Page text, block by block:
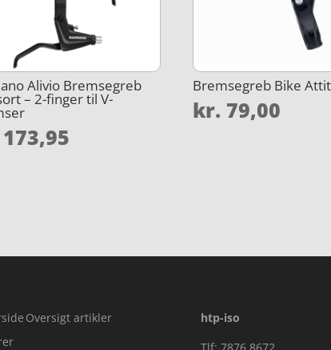
Alivio Bremsegreb
– 2-finger til V-
173,95
Bremsegreb Bike
kr. 79,00
Oversigt artikler
htp-iso
Tlf: 7876 8672